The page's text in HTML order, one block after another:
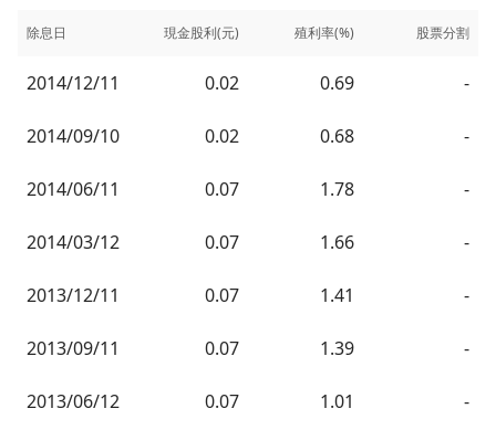
除息日 現金股利(元) 殖利率(%) 股票分割
2014/12/11 0.02 0.69 -
2014/09/10 0.02 0.68 -
2014/06/11 0.07 1.78 -
2014/03/12 0.07 1.66 -
2013/12/11 0.07 1.41 -
2013/09/11 0.07 1.39 -
2013/06/12 0.07 1.01 -